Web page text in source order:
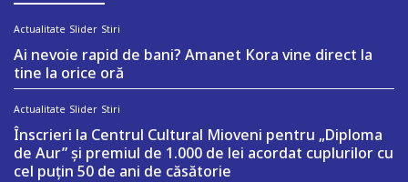
Actualitate Slider Stiri
Ai nevoie rapid de bani? Amanet Kora vine direct la
tine la orice oră
Actualitate Slider Stiri
Înscrieri la Centrul Cultural Mioveni pentru „Diploma
de Aur” și premiul de 1.000 de lei acordat cuplurilor cu
cel puțin 50 de ani de căsătorie